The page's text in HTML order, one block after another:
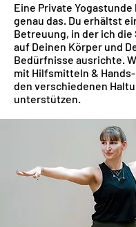
Eine Private
genau das. Du erhältst
Betreuung, in der ich
auf Deinen Körper und
Bedürfnisse ausrichte.
mit Hilfsmitteln & Hands-
den verschiedenen
unterstützen.